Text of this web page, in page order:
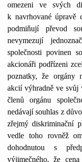
omezeni ve svých
k navrhované úpravě
podmiňují převod
nevymezují
společnosti povinen
akcionáři podřízeni
poznatky, že orgány
akcií výhradně ve svůj
členů orgánu
nedávají souhlas z
zřejmý diskriminační
vedle toho rovněž
dohodnutou s
výjimečného, že